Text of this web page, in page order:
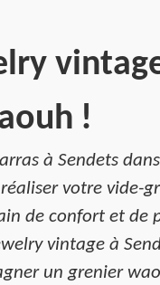
!
à Sendets
votre vide-
de confort et de
vintage à
un grenier